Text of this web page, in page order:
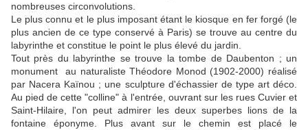
nombreuses circonvolutions.
Le plus connu et le plus imposant étant le kiosque en fer forgé (le
plus ancien de ce type conservé à Paris) se trouve au centre du
labyrinthe et constitue le point le plus élevé du jardin.
Tout près du labyrinthe se trouve la tombe de Daubenton ; un
monument au naturaliste Théodore Monod (1902-2000) réalisé
par Nacera Kaïnou ; une sculpture d'échassier de type art déco.
Au pied de cette "colline" à l'entrée, ouvrant sur les rues Cuvier et
Saint-Hilaire, l'on peut admirer les deux superbes lions de la
fontaine éponyme. Plus avant sur le chemin est placé le